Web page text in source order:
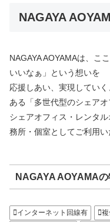
NAGAYA
NAGAYA AOYAMAは、こ
いいなぁ」という想いを
応援しあい、実現してい
ある「多世代型のシェアオ
シェアオフィス・レンタ
務所・個室としてご利用い
NAGAYA AOYAMAの
インターネット回線有